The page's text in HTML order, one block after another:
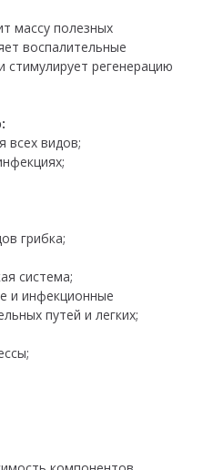
массу полезных
воспалительные
стимулирует регенерацию
всех видов;
грибка;
система;
и инфекционные
путей и легких;